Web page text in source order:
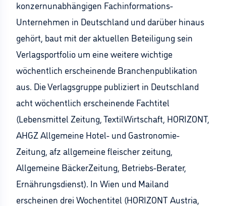
konzernunabhängigen Fachinformations-
Unternehmen in Deutschland und darüber hinaus
gehört, baut mit der aktuellen Beteiligung sein
Verlagsportfolio um eine weitere wichtige
wöchentlich erscheinende Branchenpublikation
aus. Die Verlagsgruppe publiziert in Deutschland
acht wöchentlich erscheinende Fachtitel
(Lebensmittel Zeitung, TextilWirtschaft, HORIZONT,
AHGZ Allgemeine Hotel- und Gastronomie-
Zeitung, afz allgemeine fleischer zeitung,
Allgemeine BäckerZeitung, Betriebs-Berater,
Ernährungsdienst). In Wien und Mailand
erscheinen drei Wochentitel (HORIZONT Austria,